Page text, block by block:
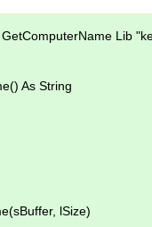
Lib
As String
lSize)